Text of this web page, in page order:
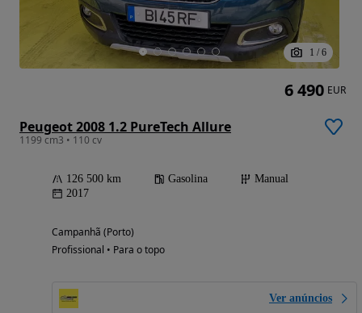
1 / 6
Peugeot 2008 1.2 PureTech Allure
1199 cm3 • 110 cv
126 500 km Gasolina
Manual
2017
Campanhã (Porto)
Profissional • Para o topo
Ver anúncios
6 490 EUR